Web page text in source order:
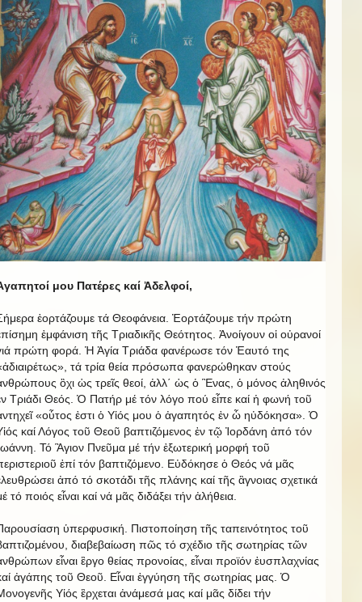
μου Πατέρες καί Ἀδελφοί,
ἑορτάζουμε τά Θεοφάνεια. Ἑορτάζουμε τήν πρώτη
ἐμφάνιση τῆς Τριαδικῆς Θεότητος. Ἀνοίγουν οἱ οὐρανοί
πρώτη φορά. Ἡ Ἁγία Τριάδα φανέρωσε τόν Ἑαυτό της
τά τρία θεία πρόσωπα φανερώθηκαν στούς
ὂχι ὡς τρεῖς θεοί, ἀλλ΄ ὡς ὁ Ἓνας, ὁ μόνος ἀληθινός
Τριάδι Θεός. Ὁ Πατήρ μέ τόν λόγο πού εἶπε καί ἡ φωνή τοῦ
«οὗτος ἐστι ὁ Υἱός μου ὁ ἀγαπητός ἐν ὧ ηὐδόκησα». Ὁ
καί Λόγος τοῦ Θεοῦ βαπτιζόμενος ἐν τῷ Ἰορδάνη ἀπό τόν
Τό Ἃγιον Πνεῦμα μέ τήν ἐξωτερική μορφή τοῦ
ἐπί τόν βαπτιζόμενο. Εὐδόκησε ὁ Θεός νά μᾶς
ἀπό τό σκοτάδι τῆς πλάνης καί τῆς ἂγνοιας σχετικά
τό ποιός εἶναι καί νά μᾶς διδάξει τήν ἀλήθεια.
ὑπερφυσική. Πιστοποίηση τῆς ταπεινότητος τοῦ
διαβεβαίωση πῶς τό σχέδιο τῆς σωτηρίας τῶν
εἶναι ἒργο θείας προνοίας, εἶναι προϊόν ἐυσπλαχνίας
ἀγάπης τοῦ Θεοῦ. Εἶναι ἐγγύηση τῆς σωτηρίας μας. Ὁ
Υἱός ἒρχεται ἀνάμεσά μας καί μᾶς δίδει τήν